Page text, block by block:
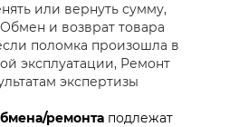
или вернуть сумму,
и возврат товара
поломка произошла в
эксплуатации, Ремонт
экспертизы
ремонта подлежат